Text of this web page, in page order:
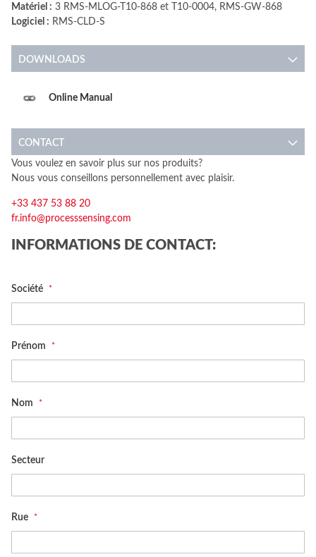
Matériel : 3 RMS-MLOG-T10-868 et T10-0004, RMS-GW-868
Logiciel : RMS-CLD-S
DOWNLOADS
Online Manual
CONTACT
Vous voulez en savoir plus sur nos produits?
Nous vous conseillons personnellement avec plaisir.
+33 437 53 88 20
fr.info@processsensing.com
INFORMATIONS DE CONTACT:
Société
Prénom
Nom
Secteur
Rue